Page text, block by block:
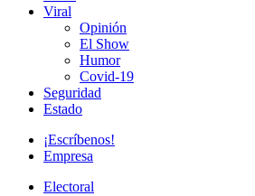
Viral
Opinión
El Show
Humor
Covid-19
Seguridad
Estado
¡Escríbenos!
Empresa
Electoral